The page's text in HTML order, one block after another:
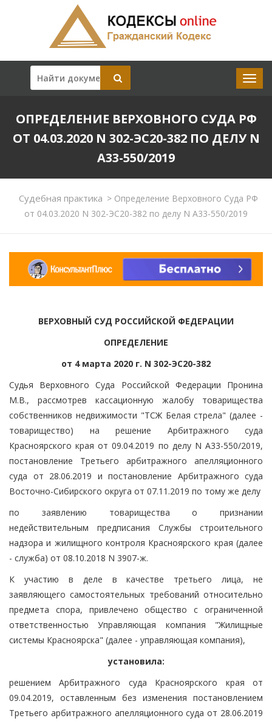
ОПРЕДЕЛЕНИЕ ВЕРХОВНОГО СУДА РФ
ОТ 04.03.2020 N 302-ЭС20-382 ПО ДЕЛУ N
А33-550/2019
Судебная практика >Определение Верховного Суда РФ
от 04.03.2020 N 302-ЭС20-382 по делу N А33-550/2019
ВЕРХОВНЫЙ СУД РОССИЙСКОЙ ФЕДЕРАЦИИ
ОПРЕДЕЛЕНИЕ
от 4 марта 2020 г. N 302-ЭС20-382
Судья Верховного Суда Российской Федерации Пронина
М.В., рассмотрев кассационную жалобу товарищества
собственников недвижимости "ТСЖ Белая стрела" (далее -
товарищество) на решение Арбитражного суда
Красноярского края от 09.04.2019 по делу N А33-550/2019,
постановление Третьего арбитражного апелляционного
суда от 28.06.2019 и постановление Арбитражного суда
Восточно-Сибирского округа от 07.11.2019 по тому же делу
по заявлению товарищества о признании
недействительным предписания Службы строительного
надзора и жилищного контроля Красноярского края (далее
- служба) от 08.10.2018 N 3907-ж.
К участию в деле в качестве третьего лица, не
заявляющего самостоятельных требований относительно
предмета спора, привлечено общество с ограниченной
ответственностью Управляющая компания "Жилищные
системы Красноярска" (далее - управляющая компания),
установила:
решением Арбитражного суда Красноярского края от
09.04.2019, оставленным без изменения постановлением
Третьего арбитражного апелляционного суда от 28.06.2019